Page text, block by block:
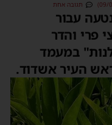
תגובה אחת
עבור
פרי והדר
במעמד
העיר אשדוד.